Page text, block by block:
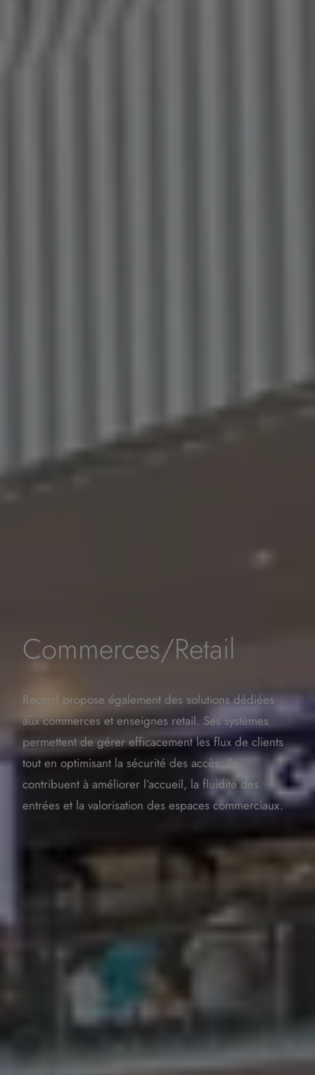
Commerces/Retail
Record propose également des solutions dédiées
aux commerces et enseignes retail. Ses systèmes
permettent de gérer efficacement les flux de clients
tout en optimisant la sécurité des accès. Ils
contribuent à améliorer l’accueil, la fluidité des
entrées et la valorisation des espaces commerciaux.